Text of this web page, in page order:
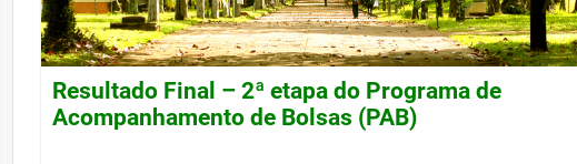
Resultado Final – 2ª etapa do Programa de
Acompanhamento de Bolsas (PAB)